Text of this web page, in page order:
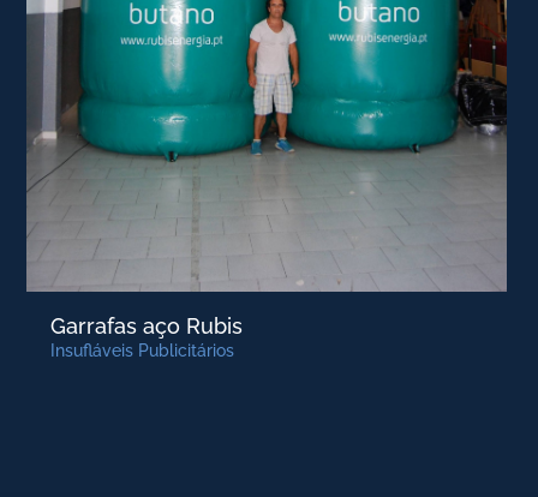
Garrafas aço Rubis
Insufláveis Publicitários